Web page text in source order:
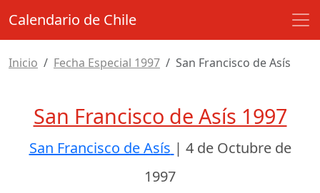
Calendario de Chile
Inicio Fecha Especial 1997 San Francisco de Asís
San Francisco de Asís 1997
San Francisco de Asís | 4 de Octubre de
1997